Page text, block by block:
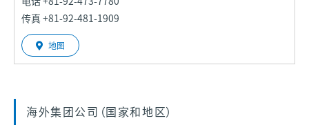
传真 +81-92-481-1909
地图
海外集团公司（国家和地区）